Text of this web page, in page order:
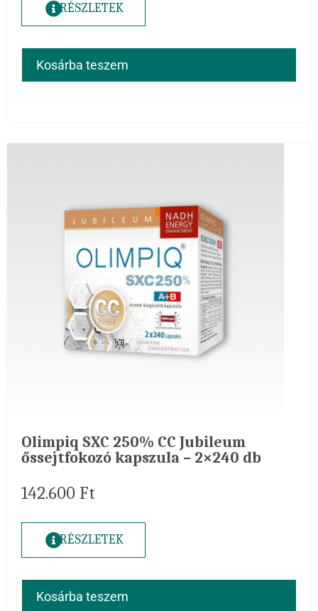
RÉSZLETEK
Kosárba teszem
Olimpiq SXC 250% CC Jubileum
őssejtfokozó kapszula – 2×240 db
142.600 Ft
RÉSZLETEK
Kosárba teszem